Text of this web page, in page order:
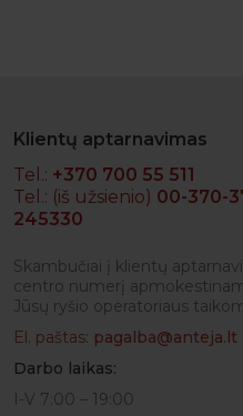
Klientų aptarnavimas
Tel.: +370 700 55 511
Tel.: (iš užsienio) 00-370-
245330
Skambučiai į klientų
centro numerį
Jūsų ryšio operatoriaus
El. paštas: pagalba@anteja.lt
Darbo laikas:
I-V 7:00 – 19:00
RENATA